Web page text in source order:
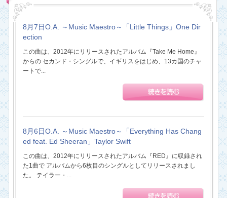
8月7日O.A. ～Music Maestro～「Little Things」One Dir
ection
この曲は、2012年にリリースされたアルバム『Take Me Home』
からの セカンド・シングルで、イギリスをはじめ、13カ国のチャ
ートで...
8月6日O.A. ～Music Maestro～「Everything Has Chang
ed feat. Ed Sheeran」Taylor Swift
この曲は、2012年にリリースされたアルバム『RED』に収録され
た1曲で アルバムから6枚目のシングルとしてリリースされまし
た。 テイラー・...